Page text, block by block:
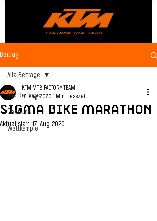
Beitrag
Alle Beiträge
Über uns
Wettkämpfe
Alle Beiträge
Sigma Bike Marathon
KTM MTB FACTORY TEAM
10. Aug. 2020 1 Min. Lesezeit
Aktualisiert: 17. Aug. 2020